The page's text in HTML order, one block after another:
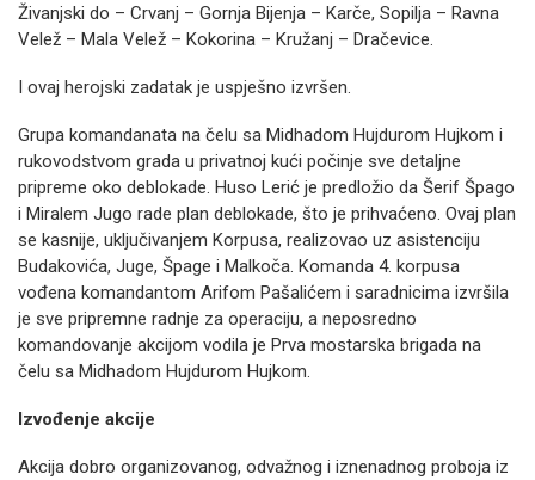
Živanjski do – Crvanj – Gornja Bijenja – Karče, Sopilja – Ravna
Velež – Mala Velež – Kokorina – Kružanj – Dračevice.
I ovaj herojski zadatak je uspješno izvršen.
Grupa komandanata na čelu sa Midhadom Hujdurom Hujkom i
rukovodstvom grada u privatnoj kući počinje sve detaljne
pripreme oko deblokade. Huso Lerić je predložio da Šerif Špago
i Miralem Jugo rade plan deblokade, što je prihvaćeno. Ovaj plan
se kasnije, uključivanjem Korpusa, realizovao uz asistenciju
Budakovića, Juge, Špage i Malkoča. Komanda 4. korpusa
vođena komandantom Arifom Pašalićem i saradnicima izvršila
je sve pripremne radnje za operaciju, a neposredno
komandovanje akcijom vodila je Prva mostarska brigada na
čelu sa Midhadom Hujdurom Hujkom.
Izvođenje akcije
Akcija dobro organizovanog, odvažnog i iznenadnog proboja iz